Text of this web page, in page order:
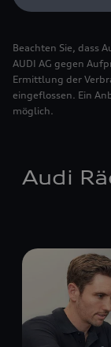
Beachten Sie, dass
AUDI AG gegen
Ermittlung der
eingeflossen. Ein
möglich.
Audi